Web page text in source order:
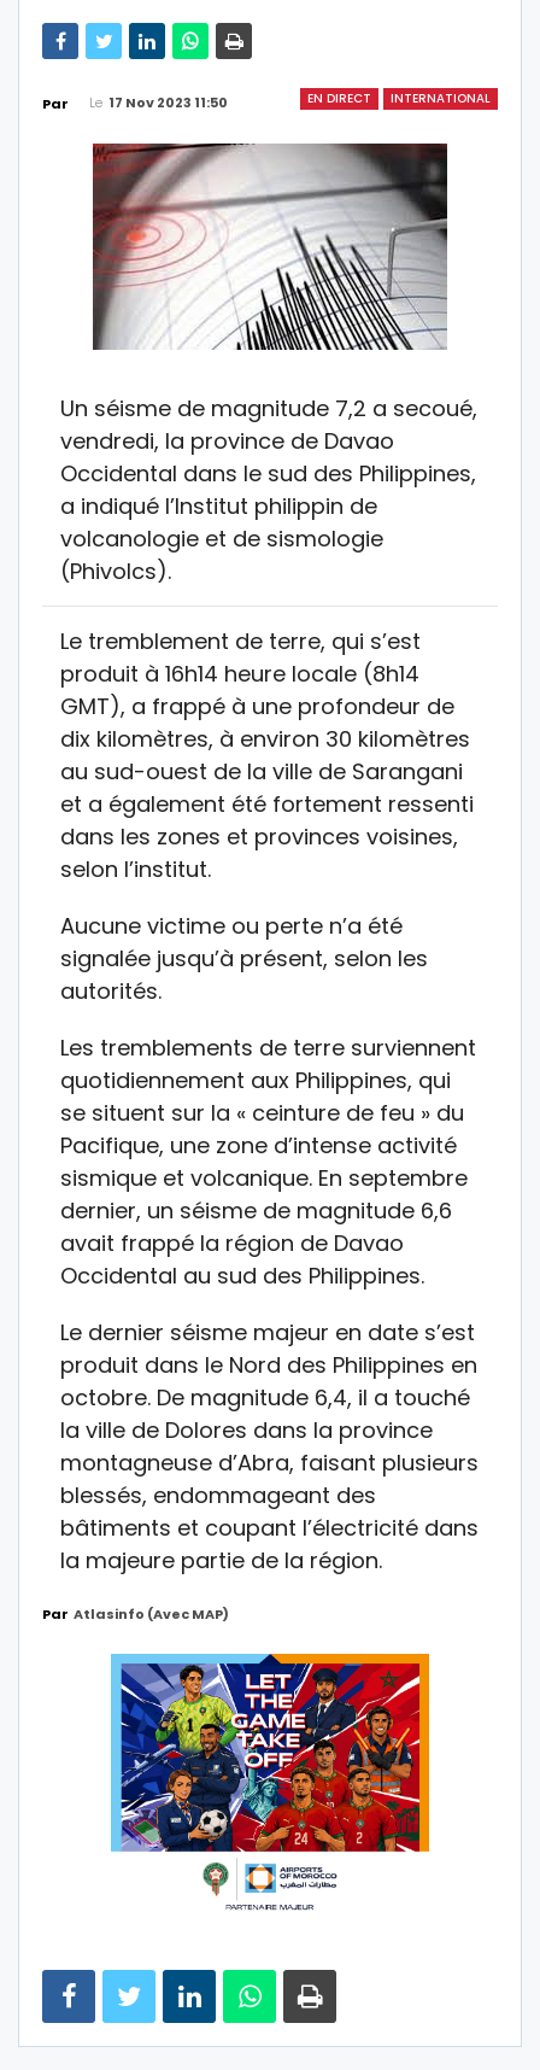
EN DIRECT INTERNATIONAL
Par Le 17 Nov 2023 11:50
Un séisme de magnitude 7,2 a secoué,
vendredi, la province de Davao
Occidental dans le sud des Philippines,
a indiqué l’Institut philippin de
volcanologie et de sismologie
(Phivolcs).
Le tremblement de terre, qui s’est
produit à 16h14 heure locale (8h14
GMT), a frappé à une profondeur de
dix kilomètres, à environ 30 kilomètres
au sud-ouest de la ville de Sarangani
et a également été fortement ressenti
dans les zones et provinces voisines,
selon l’institut.
Aucune victime ou perte n’a été
signalée jusqu’à présent, selon les
autorités.
Les tremblements de terre surviennent
quotidiennement aux Philippines, qui
se situent sur la « ceinture de feu » du
Pacifique, une zone d’intense activité
sismique et volcanique. En septembre
dernier, un séisme de magnitude 6,6
avait frappé la région de Davao
Occidental au sud des Philippines.
Le dernier séisme majeur en date s’est
produit dans le Nord des Philippines en
octobre. De magnitude 6,4, il a touché
la ville de Dolores dans la province
montagneuse d’Abra, faisant plusieurs
blessés, endommageant des
bâtiments et coupant l’électricité dans
la majeure partie de la région.
Par Atlasinfo (avec MAP)